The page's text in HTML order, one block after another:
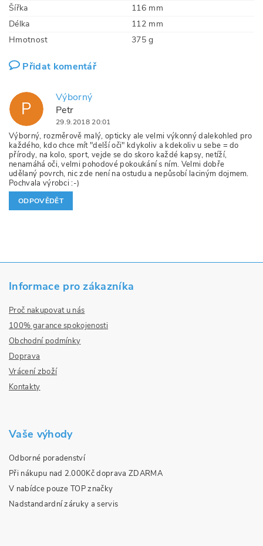
Šířka
116 mm
Délka
112 mm
Hmotnost
375 g
Přidat komentář
P
Výborný
Petr
29.9.2018 20:01
Výborný, rozměrově malý, opticky ale velmi výkonný dalekohled pro
každého, kdo chce mít "delší oči" kdykoliv a kdekoliv u sebe = do
přírody, na kolo, sport, vejde se do skoro každé kapsy, netíží,
nenamáhá oči, velmi pohodové pokoukání s ním. Velmi dobře
udělaný povrch, nic zde není na ostudu a nepůsobí laciným dojmem.
Pochvala výrobci :-)
ODPOVĚDĚT
Informace pro zákazníka
Proč nakupovat u nás
100% garance spokojenosti
Obchodní podmínky
Doprava
Vrácení zboží
Kontakty
Vaše výhody
Odborné poradenství
Při nákupu nad 2.000Kč doprava ZDARMA
V nabídce pouze TOP značky
Nadstandardní záruky a servis